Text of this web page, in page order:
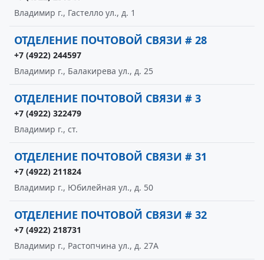
Владимир г., Гастелло ул., д. 1
ОТДЕЛЕНИЕ ПОЧТОВОЙ СВЯЗИ # 28
+7 (4922) 244597
Владимир г., Балакирева ул., д. 25
ОТДЕЛЕНИЕ ПОЧТОВОЙ СВЯЗИ # 3
+7 (4922) 322479
Владимир г., ст.
ОТДЕЛЕНИЕ ПОЧТОВОЙ СВЯЗИ # 31
+7 (4922) 211824
Владимир г., Юбилейная ул., д. 50
ОТДЕЛЕНИЕ ПОЧТОВОЙ СВЯЗИ # 32
+7 (4922) 218731
Владимир г., Растопчина ул., д. 27А